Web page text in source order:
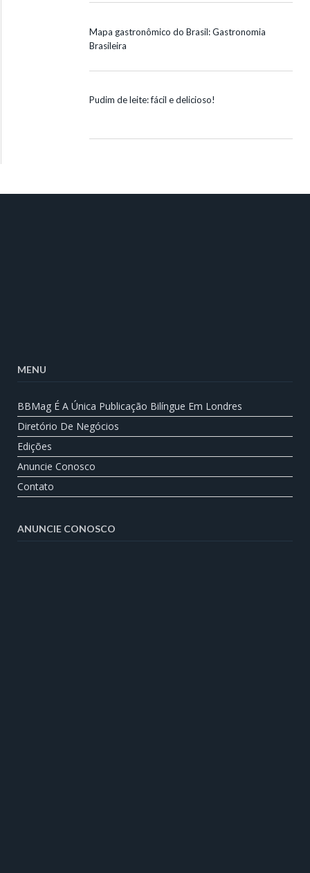
Mapa gastronômico do Brasil: Gastronomia
Brasileira
Pudim de leite: fácil e delicioso!
MENU
BBMag É A Única Publicação Bilíngue Em Londres
Diretório De Negócios
Edições
Anuncie Conosco
Contato
ANUNCIE CONOSCO